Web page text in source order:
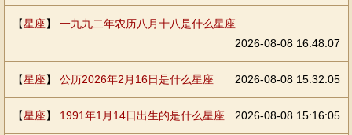
【星座】 一九九二年农历八月十八是什么星座
2026-08-08 16:48:07
【星座】 公历2026年2月16日是什么星座 2026-08-08 15:32:05
【星座】 1991年1月14日出生的是什么星座 2026-08-08 15:16:05